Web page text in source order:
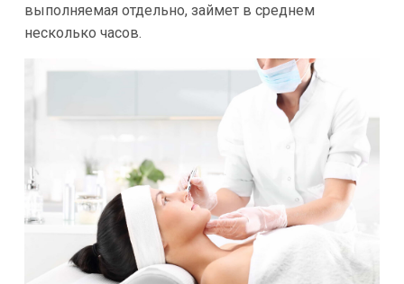
выполняемая отдельно, займет в среднем
несколько часов.